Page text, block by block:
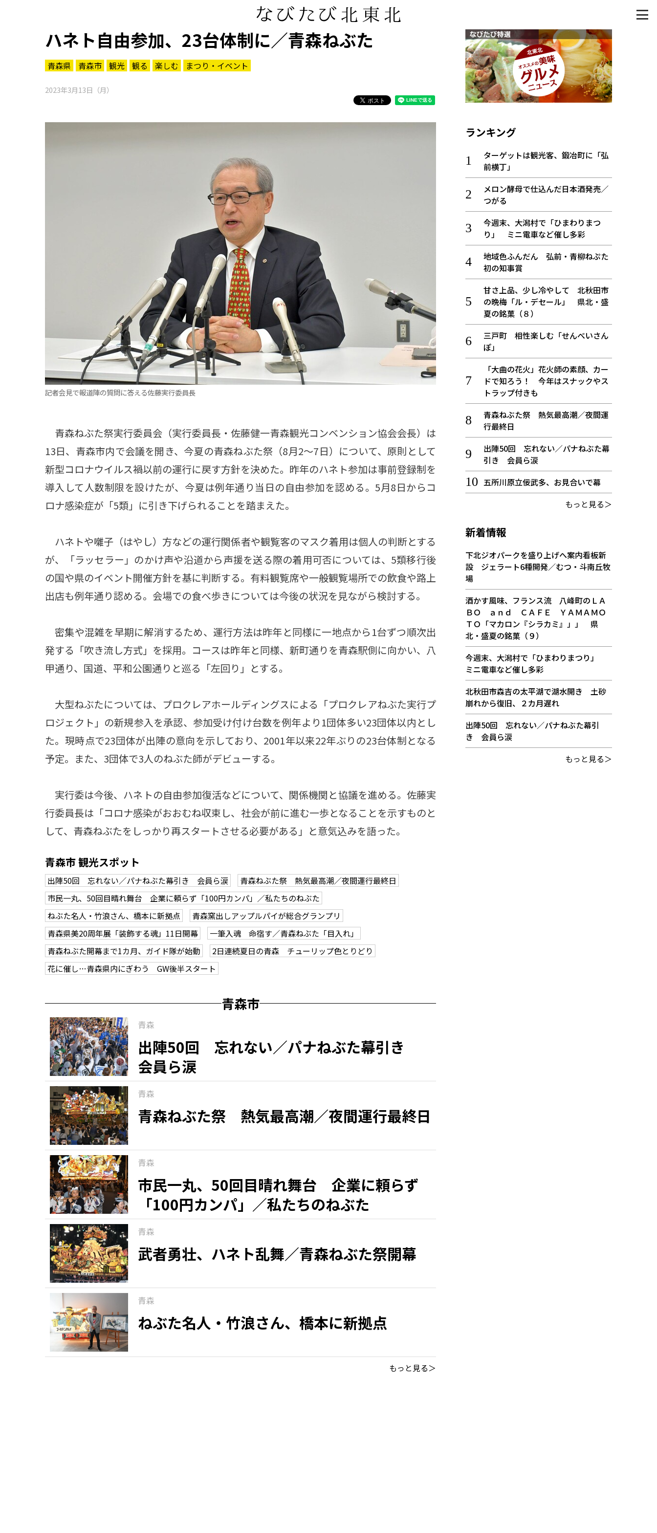
ハネト自由参加、23台体制に／青森ねぶた
青森県 青森市 観光 観る 楽しむ まつり・イベント
2023年3月13日（月）
記者会見で報道陣の質問に答える佐藤実行委員長
青森ねぶた祭実行委員会（実行委員長・佐藤健一青森観光コンベンション協会会長）は
13日、青森市内で会議を開き、今夏の青森ねぶた祭（8月2～7日）について、原則として
新型コロナウイルス禍以前の運行に戻す方針を決めた。昨年のハネト参加は事前登録制を
導入して人数制限を設けたが、今夏は例年通り当日の自由参加を認める。5月8日からコ
ロナ感染症が「5類」に引き下げられることを踏まえた。
ハネトや囃子（はやし）方などの運行関係者や観覧客のマスク着用は個人の判断とする
が、「ラッセラー」のかけ声や沿道から声援を送る際の着用可否については、5類移行後
の国や県のイベント開催方針を基に判断する。有料観覧席や一般観覧場所での飲食や路上
出店も例年通り認める。会場での食べ歩きについては今後の状況を見ながら検討する。
密集や混雑を早期に解消するため、運行方法は昨年と同様に一地点から1台ずつ順次出
発する「吹き流し方式」を採用。コースは昨年と同様、新町通りを青森駅側に向かい、八
甲通り、国道、平和公園通りと巡る「左回り」とする。
大型ねぶたについては、プロクレアホールディングスによる「プロクレアねぶた実行プ
ロジェクト」の新規参入を承認、参加受け付け台数を例年より1団体多い23団体以内とし
た。現時点で23団体が出陣の意向を示しており、2001年以来22年ぶりの23台体制となる
予定。また、3団体で3人のねぶた師がデビューする。
実行委は今後、ハネトの自由参加復活などについて、関係機関と協議を進める。佐藤実
行委員長は「コロナ感染がおおむね収束し、社会が前に進む一歩となることを示すものと
して、青森ねぶたをしっかり再スタートさせる必要がある」と意気込みを語った。
青森市 観光スポット
出陣50回 忘れない／パナねぶた幕引き 会員ら涙
青森ねぶた祭 熱気最高潮／夜間運行最終日
市民一丸、50回目晴れ舞台 企業に頼らず「100円カンパ」／私たちのねぶた
ねぶた名人・竹浪さん、橋本に新拠点
青森窯出しアップルパイが総合グランプリ
青森県美20周年展「装飾する魂」11日開幕
一筆入魂 命宿す／青森ねぶた「目入れ」
青森ねぶた開幕まで1カ月、ガイド隊が始動
2日連続夏日の青森 チューリップ色とりどり
花に催し…青森県内にぎわう GW後半スタート
青森市
青森
出陣50回 忘れない／パナねぶた幕引き
会員ら涙
青森
青森ねぶた祭 熱気最高潮／夜間運行最終日
青森
市民一丸、50回目晴れ舞台 企業に頼らず
「100円カンパ」／私たちのねぶた
青森
武者勇壮、ハネト乱舞／青森ねぶた祭開幕
青森
ねぶた名人・竹浪さん、橋本に新拠点
もっと見る＞
ランキング
ターゲットは観光客、鍛冶町に「弘
前横丁」
メロン酵母で仕込んだ日本酒発売／
つがる
今週末、大潟村で「ひまわりまつ
り」 ミニ電車など催し多彩
地域色ふんだん 弘前・青柳ねぷた
初の知事賞
甘さ上品、少し冷やして 北秋田市
の晩梅「ル・デセール」 県北・盛
夏の銘菓（８）
三戸町 相性楽しむ「せんべいさん
ぽ」
「大曲の花火」花火師の素顔、カー
ドで知ろう！ 今年はスナックやス
トラップ付きも
青森ねぶた祭 熱気最高潮／夜間運
行最終日
出陣50回 忘れない／パナねぶた幕
引き 会員ら涙
五所川原立佞武多、お見合いで幕
もっと見る＞
新着情報
下北ジオパークを盛り上げへ案内看板新
設 ジェラート6種開発／むつ・斗南丘牧
場
酒かす風味、フランス流 八峰町のＬＡ
ＢＯ ａｎｄ ＣＡＦＥ ＹＡＭＡＭＯ
ＴＯ「マカロン『シラカミ』」」 県
北・盛夏の銘菓（９）
今週末、大潟村で「ひまわりまつり」
ミニ電車など催し多彩
北秋田市森吉の太平湖で湖水開き 土砂
崩れから復旧、２カ月遅れ
出陣50回 忘れない／パナねぶた幕引
き 会員ら涙
もっと見る＞